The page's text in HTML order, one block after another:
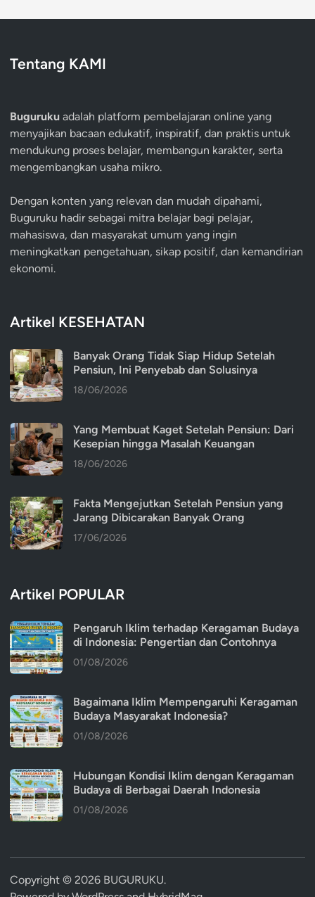
Tentang KAMI
Buguruku adalah platform pembelajaran online yang
menyajikan bacaan edukatif, inspiratif, dan praktis untuk
mendukung proses belajar, membangun karakter, serta
mengembangkan usaha mikro.
Dengan konten yang relevan dan mudah dipahami,
Buguruku hadir sebagai mitra belajar bagi pelajar,
mahasiswa, dan masyarakat umum yang ingin
meningkatkan pengetahuan, sikap positif, dan kemandirian
ekonomi.
Artikel KESEHATAN
Banyak Orang Tidak Siap Hidup Setelah
Pensiun, Ini Penyebab dan Solusinya
18/06/2026
Yang Membuat Kaget Setelah Pensiun: Dari
Kesepian hingga Masalah Keuangan
18/06/2026
Fakta Mengejutkan Setelah Pensiun yang
Jarang Dibicarakan Banyak Orang
17/06/2026
Artikel POPULAR
Pengaruh Iklim terhadap Keragaman Budaya
di Indonesia: Pengertian dan Contohnya
01/08/2026
Bagaimana Iklim Mempengaruhi Keragaman
Budaya Masyarakat Indonesia?
01/08/2026
Hubungan Kondisi Iklim dengan Keragaman
Budaya di Berbagai Daerah Indonesia
01/08/2026
Copyright © 2026 BUGURUKU.